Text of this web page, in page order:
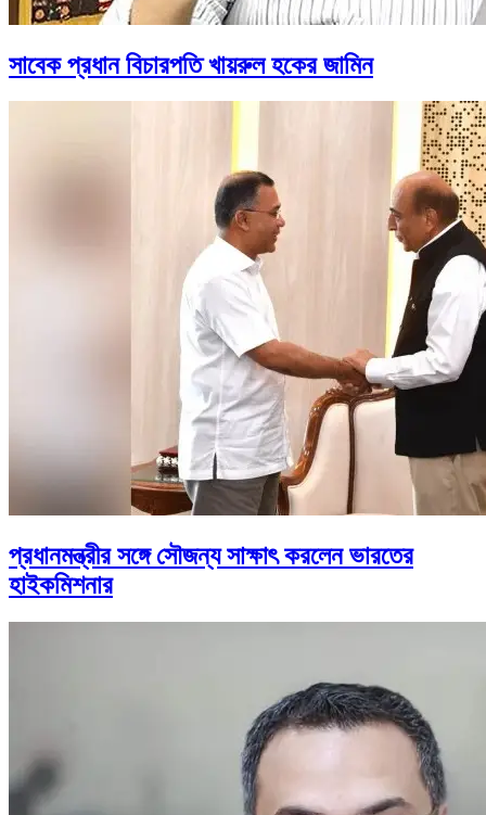
সাবেক প্রধান বিচারপতি খায়রুল হকের জামিন
প্রধানমন্ত্রীর সঙ্গে সৌজন্য সাক্ষাৎ করলেন ভারতের
হাইকমিশনার